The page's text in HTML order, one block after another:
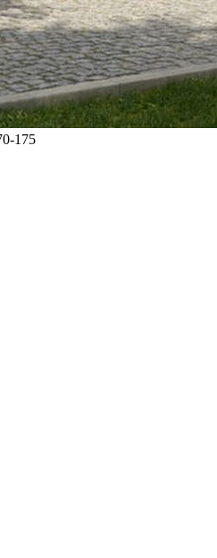
175